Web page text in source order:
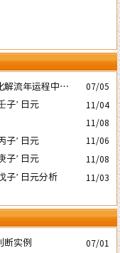
流年运程中的灾
07/05
子’ 日元 11/04
11/08
子’ 日元 11/06
子’ 日元 11/08
子’ 日元分析 11/03
断实例
07/01